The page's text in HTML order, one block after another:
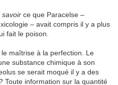
savoir ce que Paracelse –
– avait compris il y a plus
fait le poison.
le maîtrise à la perfection. Le
substance chimique à son
se serait moqué il y a des
Toute information sur la quantité